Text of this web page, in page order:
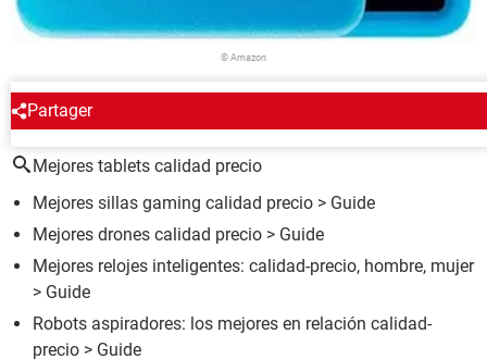
© Amazon
Partager
ALREDEDOR DEL MISMO TEMA
Mejores tablets calidad precio
Mejores sillas gaming calidad precio > Guide
Mejores drones calidad precio > Guide
Mejores relojes inteligentes: calidad-precio, hombre, mujer
> Guide
Robots aspiradores: los mejores en relación calidad-
precio > Guide